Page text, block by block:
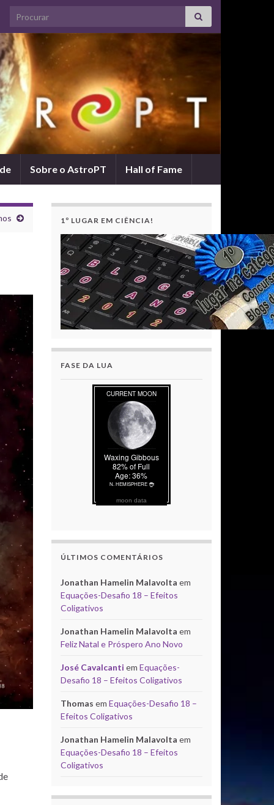
Search for:
Sobre o AstroPT Hall of Fame
1º LUGAR EM CIÊNCIA!
FASE DA LUA
moon data
ÚLTIMOS COMENTÁRIOS
Jonathan Hamelin Malavolta em
Equações-Desafio 18 – Efeitos
Coligativos
Jonathan Hamelin Malavolta em
Feliz Natal e Próspero Ano Novo
José Cavalcanti em Equações-
Desafio 18 – Efeitos Coligativos
Thomas em Equações-Desafio 18 –
Efeitos Coligativos
Jonathan Hamelin Malavolta em
Equações-Desafio 18 – Efeitos
Coligativos